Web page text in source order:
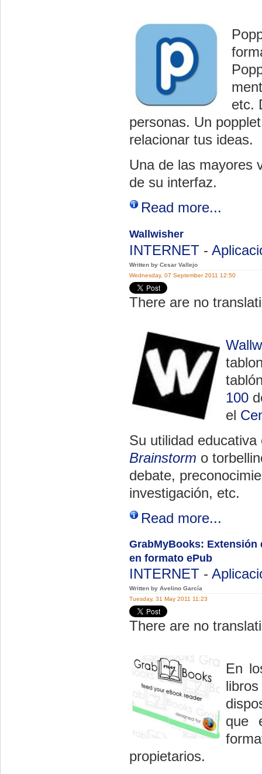
etc.
personas. Un
relacionar tus ideas.
Una de las mayores
de su interfaz.
Read more...
Wallwisher
INTERNET -
Written by Cesar Vallejo
Wednesday, 07 September 2011 12:50
There are no
100
el
Su utilidad
Brainstorm o
debate,
investigación, etc.
Read more...
GrabMyBooks:
en formato ePub
INTERNET -
Written by Avelino García
Tuesday, 31 May 2011 11:23
There are no
En
que
propietarios.